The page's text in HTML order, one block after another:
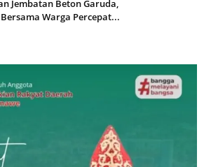
Jembatan Beton Garuda,
Warga Percepat...